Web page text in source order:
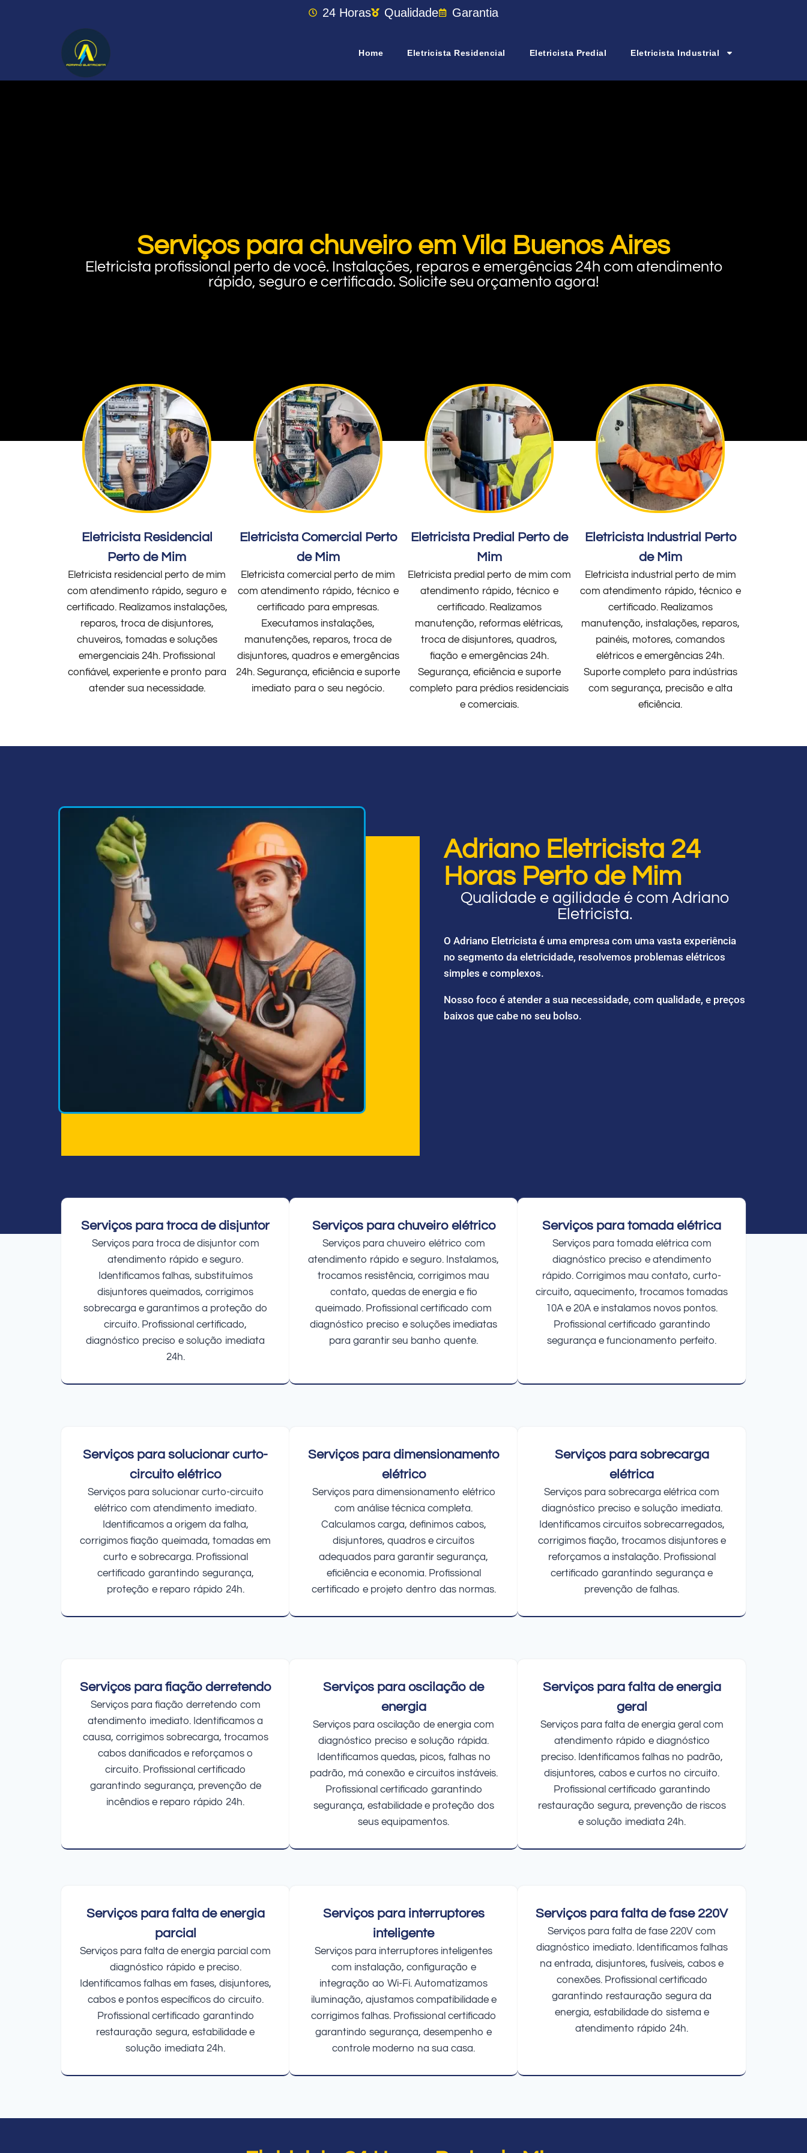
24 Horas Qualidade Garantia
Home Eletricista Residencial Eletricista Predial Eletricista Industrial
Serviços para chuveiro em Vila Buenos Aires
Eletricista profissional perto de você. Instalações, reparos e emergências 24h com atendimento
rápido, seguro e certificado. Solicite seu orçamento agora!
Eletricista Residencial
Perto de Mim
Eletricista residencial perto de mim
com atendimento rápido, seguro e
certificado. Realizamos instalações,
reparos, troca de disjuntores,
chuveiros, tomadas e soluções
emergenciais 24h. Profissional
confiável, experiente e pronto para
atender sua necessidade.
Eletricista Comercial Perto
de Mim
Eletricista comercial perto de mim
com atendimento rápido, técnico e
certificado para empresas.
Executamos instalações,
manutenções, reparos, troca de
disjuntores, quadros e emergências
24h. Segurança, eficiência e suporte
imediato para o seu negócio.
Eletricista Predial Perto de
Mim
Eletricista predial perto de mim com
atendimento rápido, técnico e
certificado. Realizamos
manutenção, reformas elétricas,
troca de disjuntores, quadros,
fiação e emergências 24h.
Segurança, eficiência e suporte
completo para prédios residenciais
e comerciais.
Eletricista Industrial Perto
de Mim
Eletricista industrial perto de mim
com atendimento rápido, técnico e
certificado. Realizamos
manutenção, instalações, reparos,
painéis, motores, comandos
elétricos e emergências 24h.
Suporte completo para indústrias
com segurança, precisão e alta
eficiência.
Adriano Eletricista 24
Horas Perto de Mim
Qualidade e agilidade é com Adriano
Eletricista.
O Adriano Eletricista é uma empresa com uma vasta experiência
no segmento da eletricidade, resolvemos problemas elétricos
simples e complexos.
Nosso foco é atender a sua necessidade, com qualidade, e preços
baixos que cabe no seu bolso.
Serviços para troca de disjuntor
Serviços para troca de disjuntor com
atendimento rápido e seguro.
Identificamos falhas, substituímos
disjuntores queimados, corrigimos
sobrecarga e garantimos a proteção do
circuito. Profissional certificado,
diagnóstico preciso e solução imediata
24h.
Serviços para chuveiro elétrico
Serviços para chuveiro elétrico com
atendimento rápido e seguro. Instalamos,
trocamos resistência, corrigimos mau
contato, quedas de energia e fio
queimado. Profissional certificado com
diagnóstico preciso e soluções imediatas
para garantir seu banho quente.
Serviços para tomada elétrica
Serviços para tomada elétrica com
diagnóstico preciso e atendimento
rápido. Corrigimos mau contato, curto-
circuito, aquecimento, trocamos tomadas
10A e 20A e instalamos novos pontos.
Profissional certificado garantindo
segurança e funcionamento perfeito.
Serviços para solucionar curto-
circuito elétrico
Serviços para solucionar curto-circuito
elétrico com atendimento imediato.
Identificamos a origem da falha,
corrigimos fiação queimada, tomadas em
curto e sobrecarga. Profissional
certificado garantindo segurança,
proteção e reparo rápido 24h.
Serviços para dimensionamento
elétrico
Serviços para dimensionamento elétrico
com análise técnica completa.
Calculamos carga, definimos cabos,
disjuntores, quadros e circuitos
adequados para garantir segurança,
eficiência e economia. Profissional
certificado e projeto dentro das normas.
Serviços para sobrecarga
elétrica
Serviços para sobrecarga elétrica com
diagnóstico preciso e solução imediata.
Identificamos circuitos sobrecarregados,
corrigimos fiação, trocamos disjuntores e
reforçamos a instalação. Profissional
certificado garantindo segurança e
prevenção de falhas.
Serviços para fiação derretendo
Serviços para fiação derretendo com
atendimento imediato. Identificamos a
causa, corrigimos sobrecarga, trocamos
cabos danificados e reforçamos o
circuito. Profissional certificado
garantindo segurança, prevenção de
incêndios e reparo rápido 24h.
Serviços para oscilação de
energia
Serviços para oscilação de energia com
diagnóstico preciso e solução rápida.
Identificamos quedas, picos, falhas no
padrão, má conexão e circuitos instáveis.
Profissional certificado garantindo
segurança, estabilidade e proteção dos
seus equipamentos.
Serviços para falta de energia
geral
Serviços para falta de energia geral com
atendimento rápido e diagnóstico
preciso. Identificamos falhas no padrão,
disjuntores, cabos e curtos no circuito.
Profissional certificado garantindo
restauração segura, prevenção de riscos
e solução imediata 24h.
Serviços para falta de energia
parcial
Serviços para falta de energia parcial com
diagnóstico rápido e preciso.
Identificamos falhas em fases, disjuntores,
cabos e pontos específicos do circuito.
Profissional certificado garantindo
restauração segura, estabilidade e
solução imediata 24h.
Serviços para interruptores
inteligente
Serviços para interruptores inteligentes
com instalação, configuração e
integração ao Wi-Fi. Automatizamos
iluminação, ajustamos compatibilidade e
corrigimos falhas. Profissional certificado
garantindo segurança, desempenho e
controle moderno na sua casa.
Serviços para falta de fase 220V
Serviços para falta de fase 220V com
diagnóstico imediato. Identificamos falhas
na entrada, disjuntores, fusíveis, cabos e
conexões. Profissional certificado
garantindo restauração segura da
energia, estabilidade do sistema e
atendimento rápido 24h.